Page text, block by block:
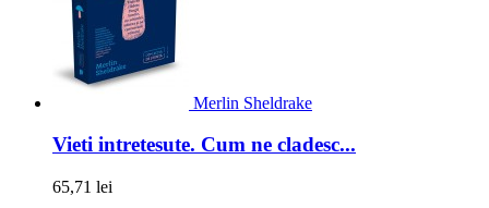
Merlin Sheldrake
Vieti intretesute. Cum ne cladesc...
65,71 lei